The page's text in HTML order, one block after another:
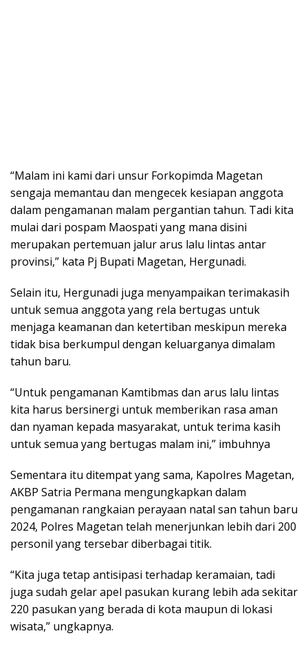
“Malam ini kami dari unsur Forkopimda Magetan
sengaja memantau dan mengecek kesiapan anggota
dalam pengamanan malam pergantian tahun. Tadi kita
mulai dari pospam Maospati yang mana disini
merupakan pertemuan jalur arus lalu lintas antar
provinsi,” kata Pj Bupati Magetan, Hergunadi.
Selain itu, Hergunadi juga menyampaikan terimakasih
untuk semua anggota yang rela bertugas untuk
menjaga keamanan dan ketertiban meskipun mereka
tidak bisa berkumpul dengan keluarganya dimalam
tahun baru.
“Untuk pengamanan Kamtibmas dan arus lalu lintas
kita harus bersinergi untuk memberikan rasa aman
dan nyaman kepada masyarakat, untuk terima kasih
untuk semua yang bertugas malam ini,” imbuhnya
Sementara itu ditempat yang sama, Kapolres Magetan,
AKBP Satria Permana mengungkapkan dalam
pengamanan rangkaian perayaan natal san tahun baru
2024, Polres Magetan telah menerjunkan lebih dari 200
personil yang tersebar diberbagai titik.
“Kita juga tetap antisipasi terhadap keramaian, tadi
juga sudah gelar apel pasukan kurang lebih ada sekitar
220 pasukan yang berada di kota maupun di lokasi
wisata,” ungkapnya.